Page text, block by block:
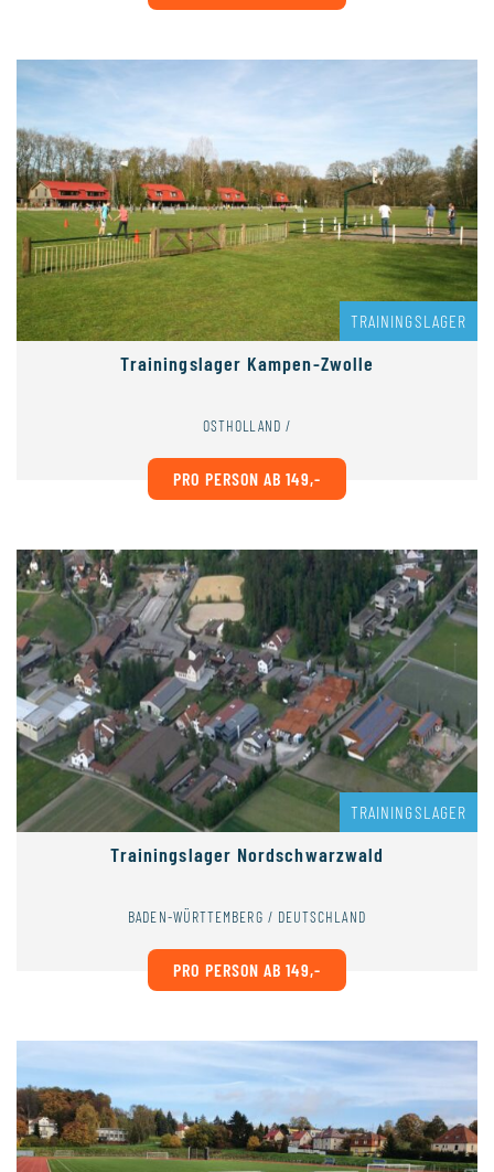
TRAININGSLAGER
Trainingslager Kampen-Zwolle
OSTHOLLAND /
PRO PERSON AB 149,-
TRAININGSLAGER
Trainingslager Nordschwarzwald
BADEN-WÜRTTEMBERG / DEUTSCHLAND
PRO PERSON AB 149,-